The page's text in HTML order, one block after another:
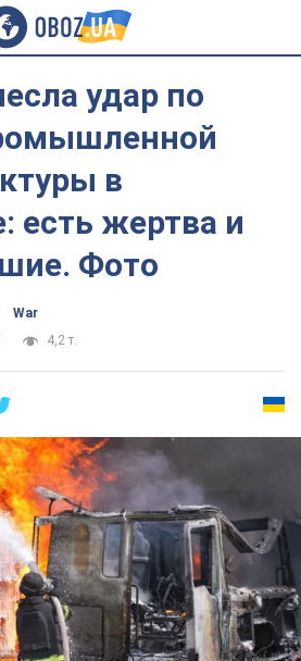
удар по
в
есть жертва и
Фото
War
4,2 т.